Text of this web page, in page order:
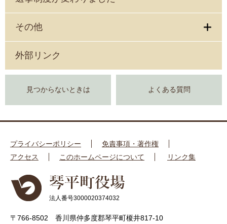
その他
外部リンク
見つからないときは よくある質問
プライバシーポリシー
免責事項・著作権
アクセス
このホームページについて リンク集
法人番号3000020374032
〒766-8502 香川県仲多度郡琴平町榎井817-10